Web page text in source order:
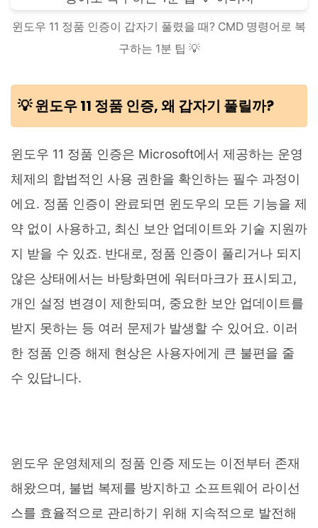
윈도우 11 정품 인증이 갑자기 풀렸을 때? CMD 명령어로 복
구하는 1분 팁 💡
💡 윈도우 11 정품 인증, 왜 갑자기 풀릴까?
윈도우 11 정품 인증은 Microsoft에서 제공하는 운영
체제의 합법적인 사용 권한을 확인하는 필수 과정이
에요. 정품 인증이 완료되면 윈도우의 모든 기능을 제
약 없이 사용하고, 최신 보안 업데이트와 기술 지원까
지 받을 수 있죠. 반대로, 정품 인증이 풀리거나 되지
않은 상태에서는 바탕화면에 워터마크가 표시되고,
개인 설정 변경이 제한되며, 중요한 보안 업데이트를
받지 못하는 등 여러 문제가 발생할 수 있어요. 이러
한 정품 인증 해제 현상은 사용자에게 큰 불편을 줄
수 있답니다.
윈도우 운영체제의 정품 인증 제도는 이전부터 존재
해왔으며, 불법 복제를 방지하고 소프트웨어 라이선
스를 효율적으로 관리하기 위해 지속적으로 발전해